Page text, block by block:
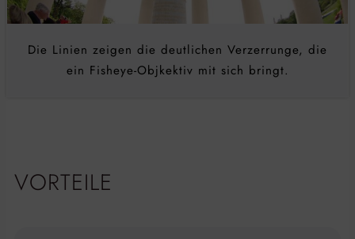
Die Linien zeigen die deutlichen Verzerrunge, die
ein Fisheye-Objkektiv mit sich bringt.
VORTEILE